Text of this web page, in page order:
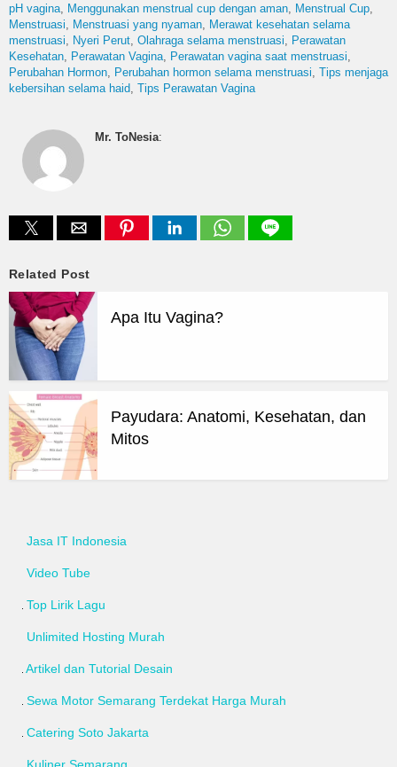
pH vagina
Menggunakan menstrual cup dengan aman
Menstrual Cup
Menstruasi
Menstruasi yang nyaman
Merawat kesehatan selama
menstruasi
Nyeri Perut Olahraga selama menstruasi
Perawatan
Kesehatan
Perawatan Vagina
Perawatan vagina saat menstruasi
Perubahan Hormon
Perubahan hormon selama menstruasi Tips menjaga
kebersihan selama haid Tips Perawatan Vagina
Mr. ToNesia:
Related Post
Apa Itu Vagina?
Payudara: Anatomi, Kesehatan, dan
Mitos
Jasa IT Indonesia
Video Tube
Top Lirik Lagu
Unlimited Hosting Murah
Artikel dan Tutorial Desain
Sewa Motor Semarang Terdekat Harga Murah
Catering Soto Jakarta
Kuliner Semarang